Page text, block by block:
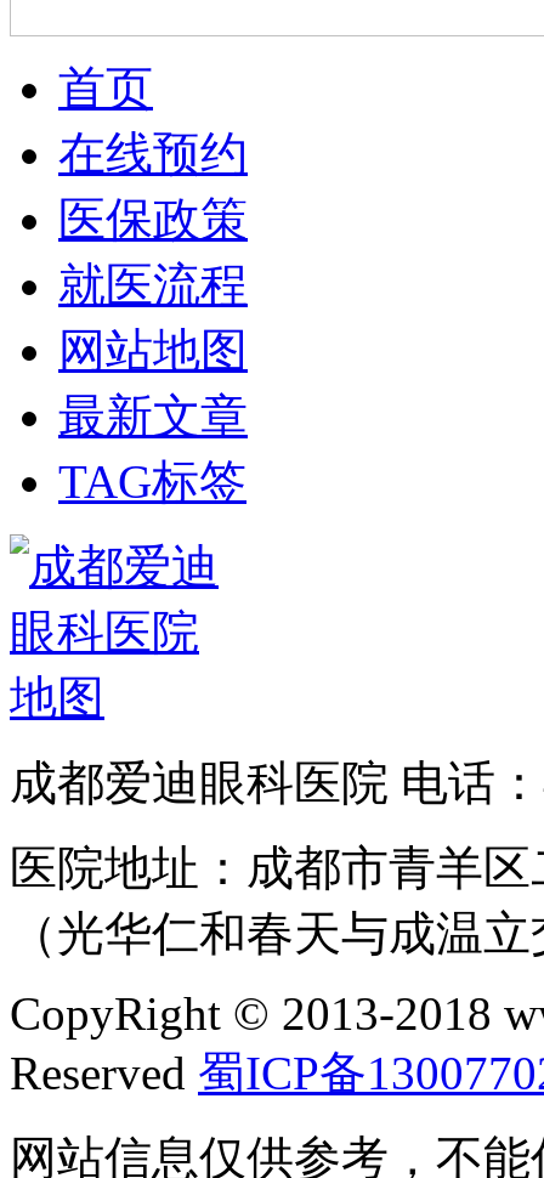
首页
在线预约
医保政策
就医流程
网站地图
最新文章
TAG标签
成都爱迪眼科医院 电话
医院地址：成都市青羊
（光华仁和春天与成温
CopyRight © 2013-2018
Reserved 蜀ICP备
网站信息仅供参考，不